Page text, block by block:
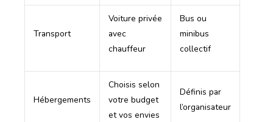
Transport
Voiture privée
avec
chauffeur
Bus ou
minibus
collectif
Hébergements
Choisis selon
votre budget
et vos envies
Définis par
l’organisateur